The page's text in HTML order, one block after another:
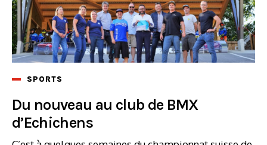
SPORTS
Du nouveau au club de BMX
d’Echichens